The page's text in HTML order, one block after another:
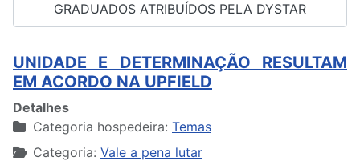
GRADUADOS ATRIBUÍDOS PELA DYSTAR
UNIDADE E DETERMINAÇÃO RESULTAM
EM ACORDO NA UPFIELD
Detalhes
Categoria hospedeira: Temas
Categoria: Vale a pena lutar